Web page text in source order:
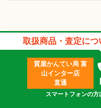
取扱商品・査定につ
質屋かんてい局 富
山インター店
直通
スマートフォンの方